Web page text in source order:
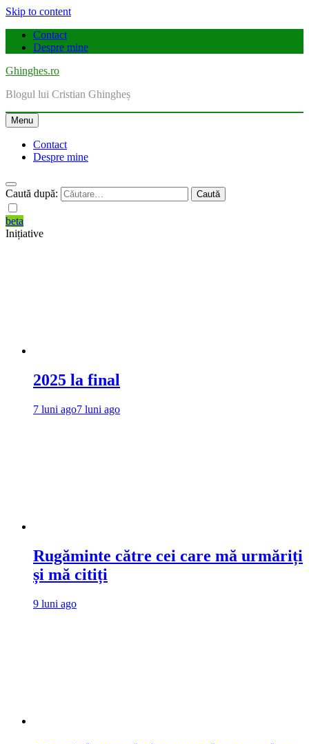
Skip to content
Contact
Despre mine
Ghinghes.ro
Blogul lui Cristian Ghingheș
Menu
Contact
Despre mine
Caută după:
beta
Inițiative
2025 la final
7 luni ago7 luni ago
Rugăminte către cei care mă urmăriți
și mă citiți
9 luni ago